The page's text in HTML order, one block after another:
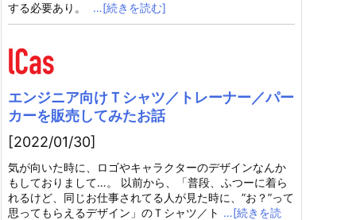
する必要あり。
…[続きを読む]
エンジニア向けＴシャツ／トレーナー／パー
カーを販売してみたお話
[2022/01/30]
気が向いた時に、ロゴやキャラクターのデザインなんか
もしておりまして…。 以前から、「普段、ふつーに着ら
れるけど、同じお仕事されてる人が見た時に、”お？”って
思ってもらえるデザイン」のＴシャツ／ト …[続きを読